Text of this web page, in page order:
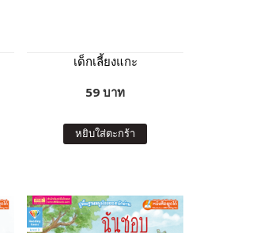
เด็กเลี้ยงแกะ
59 บาท
หยิบใส่ตะกร้า